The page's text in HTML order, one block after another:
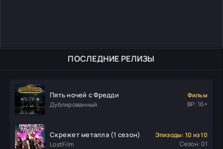
ПОСЛЕДНИЕ РЕЛИЗЫ
Пять ночей с Фредди
Дублированный
Фильм
ВР: 16+
Скрежет металла (1 сезон)
LostFilm
Эпизоды: 10 из 10
Сезон: 01